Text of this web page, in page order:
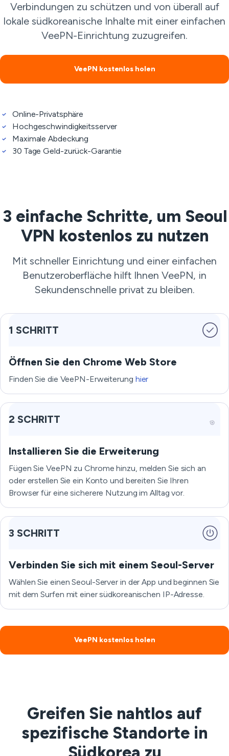
Verbindungen zu schützen und von überall auf
lokale südkoreanische Inhalte mit einer einfachen
VeePN-Einrichtung zuzugreifen.
VeePN kostenlos holen
Online-Privatsphäre
Hochgeschwindigkeitsserver
Maximale Abdeckung
30 Tage Geld-zurück-Garantie
3 einfache Schritte, um Seoul
VPN kostenlos zu nutzen
Mit schneller Einrichtung und einer einfachen
Benutzeroberfläche hilft Ihnen VeePN, in
Sekundenschnelle privat zu bleiben.
1 SCHRITT
Öffnen Sie den Chrome Web Store
Finden Sie die VeePN-Erweiterung hier
2 SCHRITT
Installieren Sie die Erweiterung
Fügen Sie VeePN zu Chrome hinzu, melden Sie sich an
oder erstellen Sie ein Konto und bereiten Sie Ihren
Browser für eine sicherere Nutzung im Alltag vor.
3 SCHRITT
Verbinden Sie sich mit einem Seoul-Server
Wählen Sie einen Seoul-Server in der App und beginnen Sie
mit dem Surfen mit einer südkoreanischen IP-Adresse.
VeePN kostenlos holen
Greifen Sie nahtlos auf
spezifische Standorte in